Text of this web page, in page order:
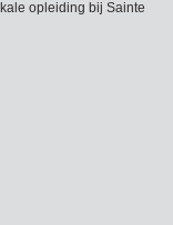
opleiding bij Sainte